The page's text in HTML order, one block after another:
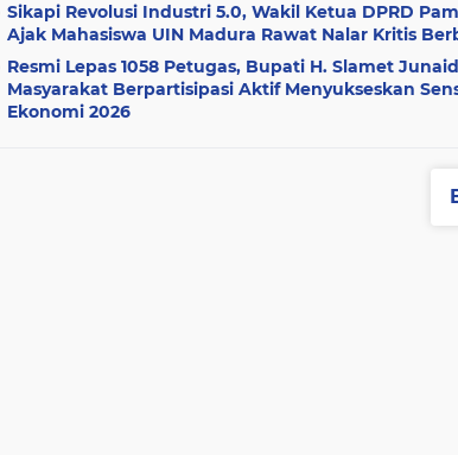
Sikapi Revolusi Industri 5.0, Wakil Ketua DPRD
Ajak Mahasiswa UIN Madura Rawat Nalar Kritis
Resmi Lepas 1058 Petugas, Bupati H. Slamet
Masyarakat Berpartisipasi Aktif Menyukseskan
Ekonomi 2026